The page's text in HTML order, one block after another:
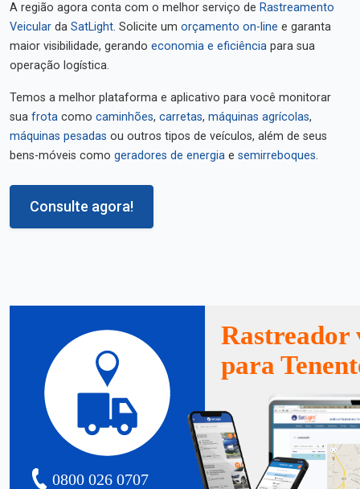
A região agora conta com o melhor serviço de Rastreamento
Veicular da SatLight. Solicite um orçamento on-line e garanta
maior visibilidade, gerando economia e eficiência para sua
operação logística.
Temos a melhor plataforma e aplicativo para você monitorar
sua frota como caminhões, carretas, máquinas agrícolas,
máquinas pesadas ou outros tipos de veículos, além de seus
bens-móveis como geradores de energia e semirreboques.
Consulte agora!
0800 026 0707
Rastreador
para